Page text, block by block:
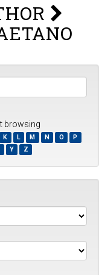
browsing
K L M N O
P
Y Z